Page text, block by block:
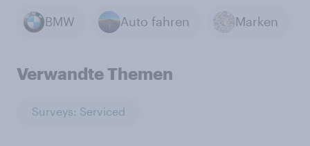
BMW Auto fahren Marken
Verwandte Themen
Surveys: Serviced